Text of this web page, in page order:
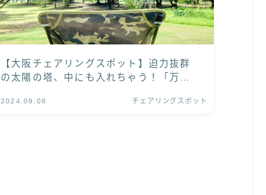
【大阪チェアリングスポット】迫力抜群
の太陽の塔、中にも入れちゃう！「万博
2024.09.08 チェアリングスポット